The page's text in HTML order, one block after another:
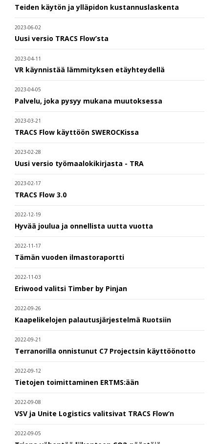
Teiden käytön ja ylläpidon kustannuslaskenta
2023-06-02
Uusi versio TRACS Flow’sta
2023-04-11
VR käynnistää lämmityksen etäyhteydellä
2023-04-05
Palvelu, joka pysyy mukana muutoksessa
2023-03-21
TRACS Flow käyttöön SWEROCKissa
2023-02-28
Uusi versio työmaalokikirjasta - TRA
2023-02-17
TRACS Flow 3.0
2022-12-19
Hyvää joulua ja onnellista uutta vuotta
2022-11-17
Tämän vuoden ilmastoraportti
2022-11-03
Eriwood valitsi Timber by Pinjan
2022-09-26
Kaapelikelojen palautusjärjestelmä Ruotsiin
2022-09-21
Terranorilla onnistunut C7 Projectsin käyttöönotto
2022-09-12
Tietojen toimittaminen ERTMS:ään
2022-09-08
VSV ja Unite Logistics valitsivat TRACS Flow’n
2022-09-05